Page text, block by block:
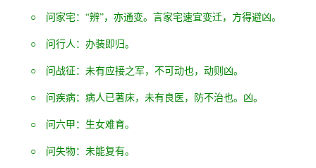
○ 问家宅：“辨”，亦通变。言家宅速宜变迁，方得避凶。
○ 问行人：办装即归。
○ 问战征：未有应接之军，不可动也，动则凶。
○ 问疾病：病人已著床，未有良医，防不治也。凶。
○ 问六甲：生女难育。
○ 问失物：未能复有。